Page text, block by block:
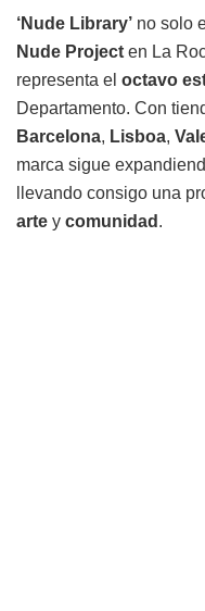
‘Nude Library’ no solo
Nude Project en La
representa el octavo
Departamento. Con
Barcelona, Lisboa,
marca sigue
llevando consigo una
arte y comunidad .